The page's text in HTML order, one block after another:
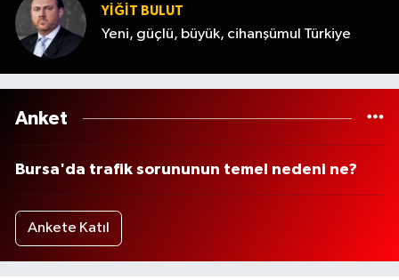
YİĞİT BULUT
Yeni, güçlü, büyük, cihanşümul Türkiye
Anket
Bursa'da trafik sorununun temel nedeni ne?
Ankete Katıl